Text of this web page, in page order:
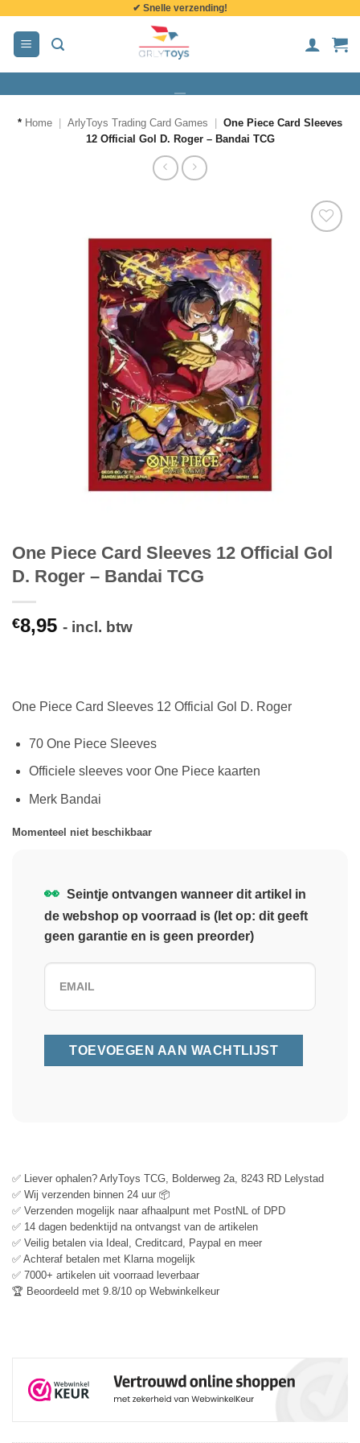
inhoud
✔ Snelle verzending!
* Home ArlyToys Trading Card Games
One Piece Card Sleeves
12 Official Gol D. Roger – Bandai TCG
One Piece Card Sleeves 12 Official Gol
D. Roger – Bandai TCG
€8,95 - incl. btw
One Piece Card Sleeves 12 Official Gol D. Roger
70 One Piece Sleeves
Officiele sleeves voor One Piece kaarten
Merk Bandai
Momenteel niet beschikbaar
👀 Seintje ontvangen wanneer dit artikel in
de webshop op voorraad is (let op: dit geeft
geen garantie en is geen preorder)
✅ Liever ophalen? ArlyToys TCG, Bolderweg 2a, 8243 RD Lelystad
✅ Wij verzenden binnen 24 uur 📦
✅ Verzenden mogelijk naar afhaalpunt met PostNL of DPD
✅ 14 dagen bedenktijd na ontvangst van de artikelen
✅ Veilig betalen via Ideal, Creditcard, Paypal en meer
✅ Achteraf betalen met Klarna mogelijk
✅ 7000+ artikelen uit voorraad leverbaar
🏆 Beoordeeld met 9.8/10 op Webwinkelkeur